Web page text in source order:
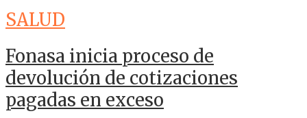
SALUD
Fonasa inicia proceso de
devolución de cotizaciones
pagadas en exceso